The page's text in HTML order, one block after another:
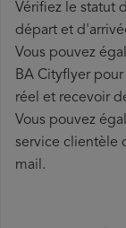
Vérifiez le statut
départ et
Vous pouvez
BA Cityflyer
réel et recevoir
Vous pouvez
service clientèle
mail.